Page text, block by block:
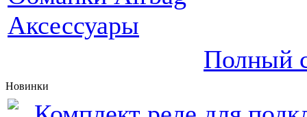
Аксессуары
Полный
Новинки